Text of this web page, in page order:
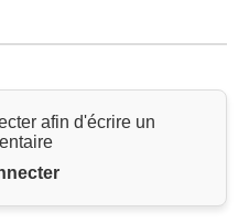
afin d'écrire un